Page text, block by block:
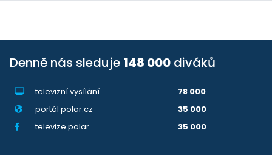
Denně nás sleduje 148 000 diváků
televizní vysílání
78 000
portál polar.cz
35 000
televize.polar
35 000